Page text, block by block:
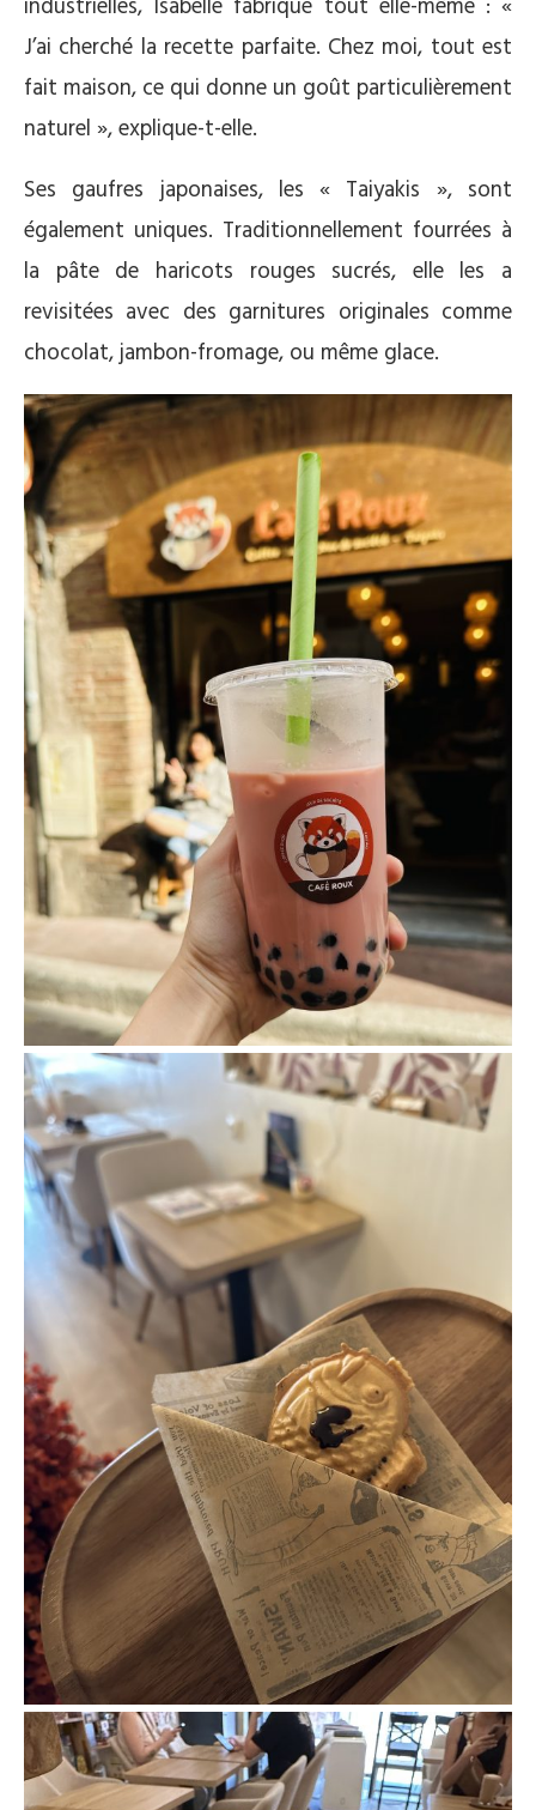
industrielles, Isabelle fabrique tout elle-même : «
J’ai cherché la recette parfaite. Chez moi, tout est
fait maison, ce qui donne un goût particulièrement
naturel », explique-t-elle.
Ses gaufres japonaises, les « Taiyakis », sont
également uniques. Traditionnellement fourrées à
la pâte de haricots rouges sucrés, elle les a
revisitées avec des garnitures originales comme
chocolat, jambon-fromage, ou même glace.